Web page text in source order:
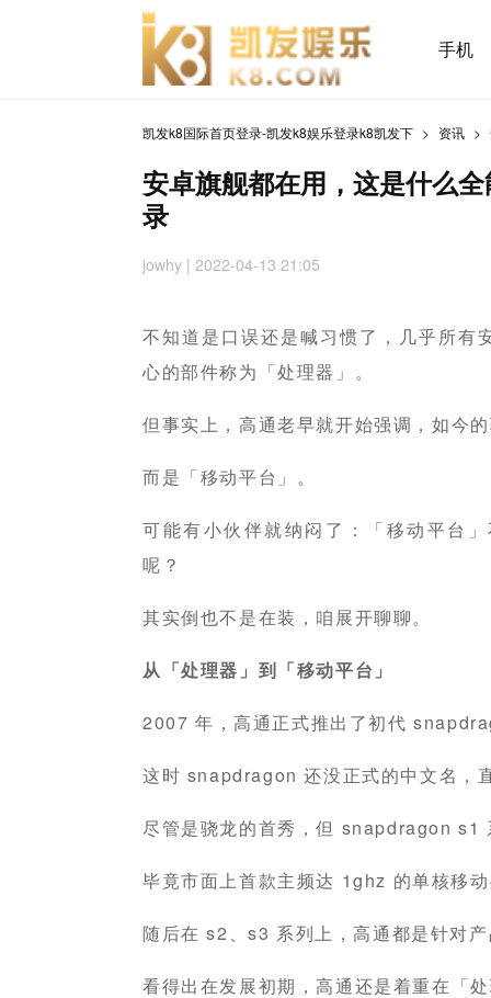
手机
凯发k8国际首页登录-凯发k8娱乐登录k8凯发下 资讯
安卓旗舰都在用，这是什么
录
jowhy | 2022-04-13 21:05
不知道是口误还是喊习惯了，几乎所有
心的部件称为「处理器」。
但事实上，高通老早就开始强调，如今
而是「移动平台」。
可能有小伙伴就纳闷了：「移动平台
呢？
其实倒也不是在装，咱展开聊聊。
从「处理器」到「移动平台」
2007 年，高通正式推出了初代
这时 snapdragon 还没正式的中文名，
尽管是骁龙的首秀，但 snapdragon s1
毕竟市面上首款主频达 1ghz 的单核移
随后在 s2、s3 系列上，高通都是针对
看得出在发展初期，高通还是着重在「